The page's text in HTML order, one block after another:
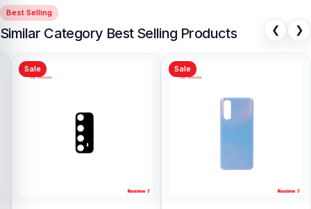
Best Selling
Similar Category Best Selling Products ❮ ❯
Sale Sale